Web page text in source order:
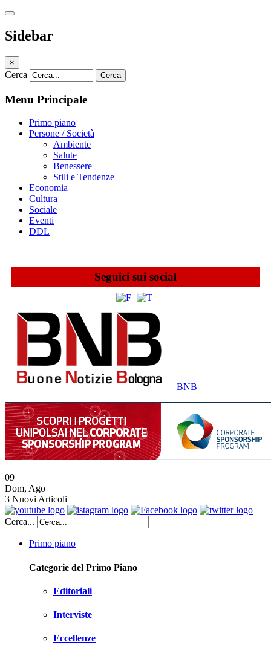
Sidebar
×
Cerca Cerca
Menu Principale
Primo piano
Persone / Società
Ambiente
Salute
Benessere
Stili e Tendenze
Economia
Cultura
Sociale
Eventi
DDL
Seguici sui social
BNB
09
Dom, Ago
3 Nuovi Articoli
Cerca...
Primo piano
Categorie del Primo Piano
Editoriali
Interviste
Eccellenze